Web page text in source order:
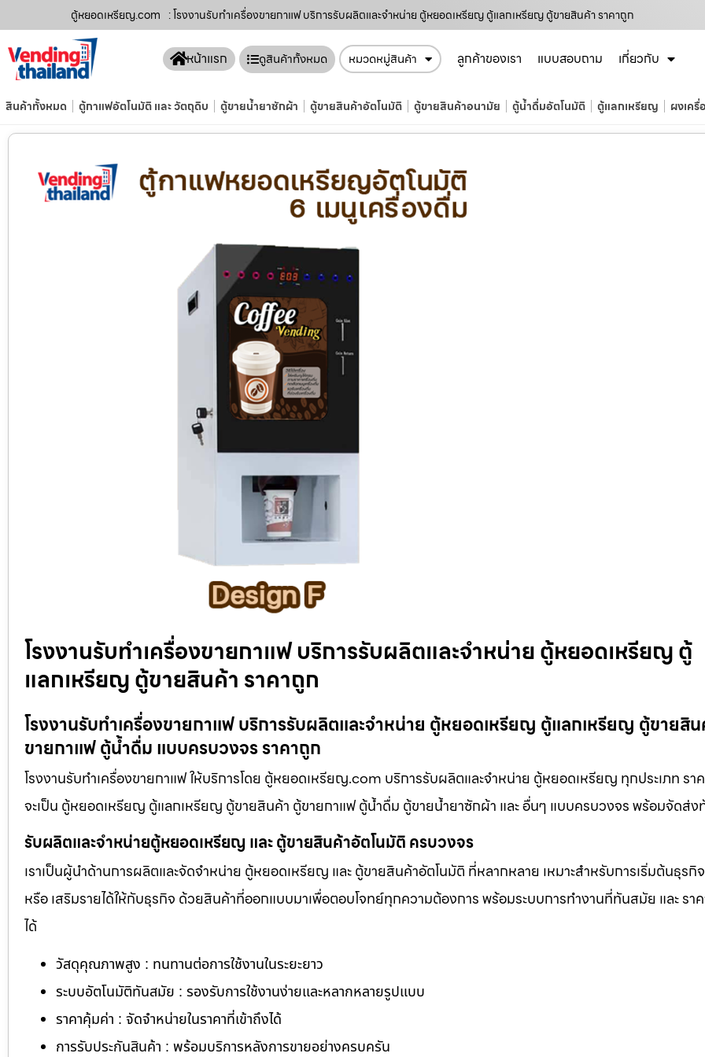
ตู้หยอดเหรียญ.com : โรงงานรับทำเครื่องขายกาแฟ บริการรับผลิตและจำหน่าย ตู้หยอดเหรียญ ตู้แลกเหรียญ ตู้ขายสินค้า ราคาถูก
หน้าแรก ดูสินค้าทั้งหมด หมวดหมู่สินค้า ลูกค้าของเรา แบบสอบถาม เกี่ยวกับ
สินค้าทั้งหมด ตู้กาแฟอัตโนมัติ และ วัตถุดิบ ตู้ขายน้ำยาซักผ้า ตู้ขายสินค้าอัตโนมัติ ตู้ขายสินค้าอนามัย ตู้น้ำดื่มอัตโนมัติ ตู้แลกเหรียญ ผงเค
โรงงานรับทำเครื่องขายกาแฟ บริการรับผลิตและจำหน่าย ตู้หยอดเหรียญ ตู้
แลกเหรียญ ตู้ขายสินค้า ราคาถูก
โรงงานรับทำเครื่องขายกาแฟ บริการรับผลิตและจำหน่าย ตู้หยอดเหรียญ ตู้แลกเหรียญ ตู้ขายสิ
ขายกาแฟ ตู้น้ำดื่ม แบบครบวงจร ราคาถูก
โรงงานรับทำเครื่องขายกาแฟ ให้บริการโดย ตู้หยอดเหรียญ.com บริการรับผลิตและจำหน่าย ตู้หยอดเหรียญ ทุกประเภท รา
จะเป็น ตู้หยอดเหรียญ ตู้แลกเหรียญ ตู้ขายสินค้า ตู้ขายกาแฟ ตู้น้ำดื่ม ตู้ขายน้ำยาซักผ้า และ อื่นๆ แบบครบวงจร พร้อมจัดส่ง
รับผลิตและจำหน่ายตู้หยอดเหรียญ และ ตู้ขายสินค้าอัตโนมัติ ครบวงจร
เราเป็นผู้นำด้านการผลิตและจัดจำหน่าย ตู้หยอดเหรียญ และ ตู้ขายสินค้าอัตโนมัติ ที่หลากหลาย เหมาะสำหรับการเริ่มต้นธุรกิ
หรือ เสริมรายได้ให้กับธุรกิจ ด้วยสินค้าที่ออกแบบมาเพื่อตอบโจทย์ทุกความต้องการ พร้อมระบบการทำงานที่ทันสมัย และ รา
ได้
วัสดุคุณภาพสูง : ทนทานต่อการใช้งานในระยะยาว
ระบบอัตโนมัติทันสมัย : รองรับการใช้งานง่ายและหลากหลายรูปแบบ
ราคาคุ้มค่า : จัดจำหน่ายในราคาที่เข้าถึงได้
การรับประกันสินค้า : พร้อมบริการหลังการขายอย่างครบครัน